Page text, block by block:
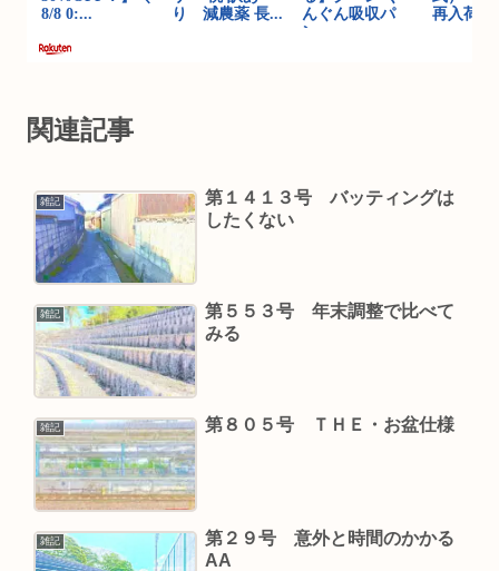
関連記事
雑記
第１４１３号 バッティングは
したくない
雑記
第５５３号 年末調整で比べて
みる
雑記 第８０５号 ＴＨＥ・お盆仕様
雑記
第２９号 意外と時間のかかる
AA